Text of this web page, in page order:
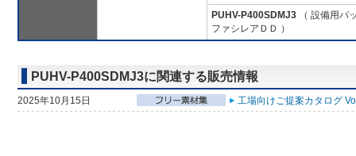
PUHV-P400SDMJ3 （ 設備用パ
ファシレアＤＤ ）
PUHV-P400SDMJ3に関連する販売情報
2025年10月15日 工場向けご提案カタログ